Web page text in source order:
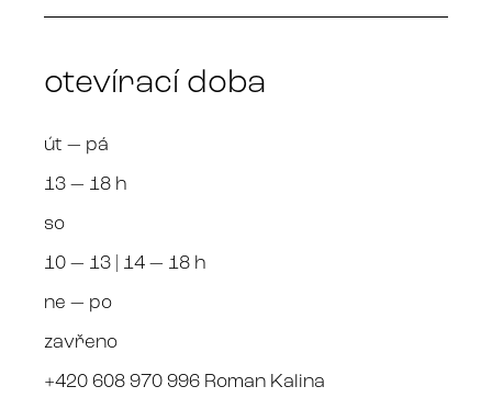
otevírací doba
út — pá
13 — 18 h
so
10 — 13 | 14 — 18 h
ne — po
zavřeno
+420 608 970 996 Roman Kalina